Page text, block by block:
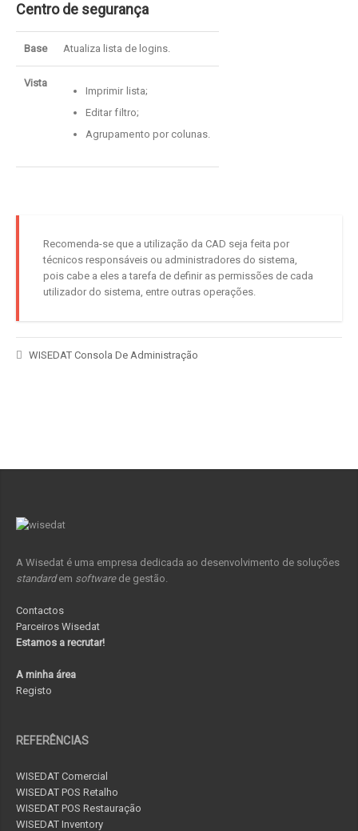
Centro de segurança
Base Atualiza lista de logins.
Vista
Imprimir lista;
Editar filtro;
Agrupamento por colunas.
Recomenda-se que a utilização da CAD seja feita por
técnicos responsáveis ou administradores do sistema,
pois cabe a eles a tarefa de definir as permissões de cada
utilizador do sistema, entre outras operações.
WISEDAT Consola De Administração
A Wisedat é uma empresa dedicada ao desenvolvimento de soluções
standardem softwarede gestão.
Contactos
Parceiros Wisedat
Estamos a recrutar!
A minha área
Registo
REFERÊNCIAS
WISEDAT Comercial
WISEDAT POS Retalho
WISEDAT POS Restauração
WISEDAT Inventory